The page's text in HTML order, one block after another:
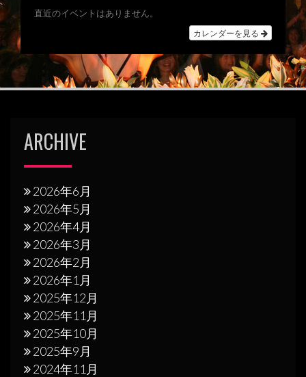
ゲ
シ
ョ
直近のイベントはありません。
カレンダーを見る
ARCHIVE
2026年6月
2026年5月
2026年4月
2026年3月
2026年2月
2026年1月
2025年12月
2025年11月
2025年10月
2025年9月
2024年11月